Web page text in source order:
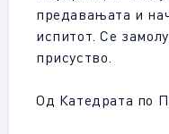
предавањата и
испитот. Се
присуство.
Од Катедрата по